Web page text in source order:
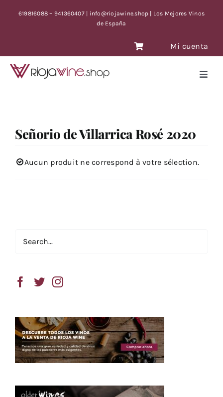
619816088 – 941360407 | info@riojawine.shop | Los Mejores Vinos
de España
Mi cuenta
VINOS OFERTA CON TIEMPO LIMITE
BLOG
Señorio de Villarrica Rosé 2020
Aucun produit ne correspond à votre sélection.